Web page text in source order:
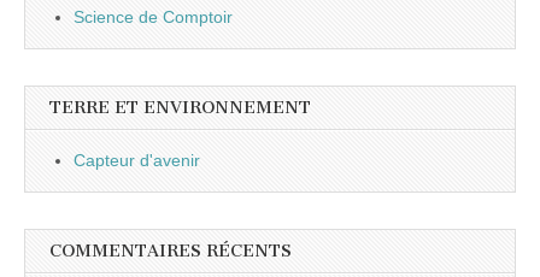
Science de Comptoir
TERRE ET ENVIRONNEMENT
Capteur d'avenir
COMMENTAIRES RÉCENTS